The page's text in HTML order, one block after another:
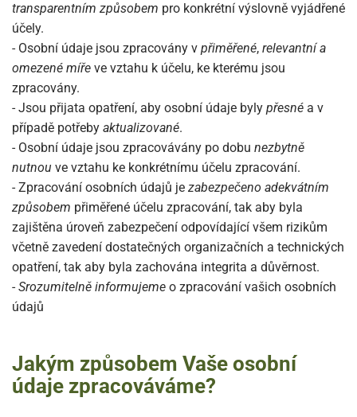
transparentním způsobem pro konkrétní výslovně vyjádřené
účely.
- Osobní údaje jsou zpracovány v přiměřené, relevantní a
omezené míře ve vztahu k účelu, ke kterému jsou
zpracovány.
- Jsou přijata opatření, aby osobní údaje byly přesné a v
případě potřeby aktualizované.
- Osobní údaje jsou zpracovávány po dobu nezbytně
nutnou ve vztahu ke konkrétnímu účelu zpracování.
- Zpracování osobních údajů je zabezpečeno adekvátním
způsobem přiměřené účelu zpracování, tak aby byla
zajištěna úroveň zabezpečení odpovídající všem rizikům
včetně zavedení dostatečných organizačních a technických
opatření, tak aby byla zachována integrita a důvěrnost.
-Srozumitelně informujeme o zpracování vašich osobních
údajů
Jakým způsobem Vaše osobní
údaje zpracováváme?